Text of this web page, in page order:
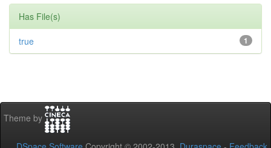
Has File(s)
1
true
Theme by